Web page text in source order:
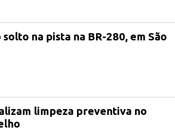
na pista na BR-280, em São
limpeza preventiva no